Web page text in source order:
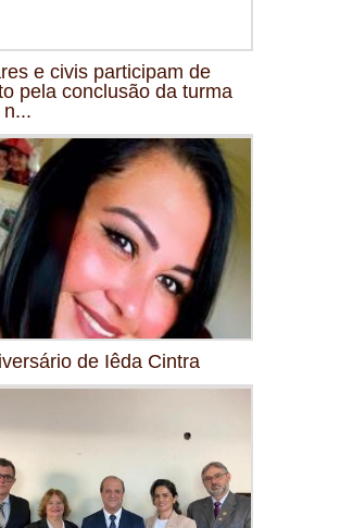
e civis participam de
pela conclusão da turma
de Iêda Cintra